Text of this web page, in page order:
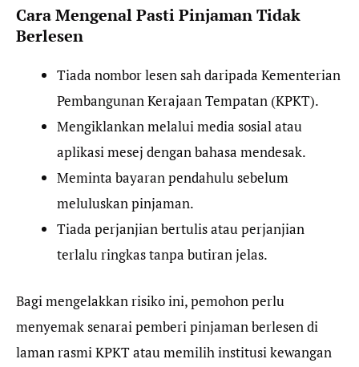
Cara Mengenal Pasti Pinjaman Tidak
Berlesen
Tiada nombor lesen sah daripada Kementerian
Pembangunan Kerajaan Tempatan (KPKT).
Mengiklankan melalui media sosial atau
aplikasi mesej dengan bahasa mendesak.
Meminta bayaran pendahulu sebelum
meluluskan pinjaman.
Tiada perjanjian bertulis atau perjanjian
terlalu ringkas tanpa butiran jelas.
Bagi mengelakkan risiko ini, pemohon perlu
menyemak senarai pemberi pinjaman berlesen di
laman rasmi KPKT atau memilih institusi kewangan